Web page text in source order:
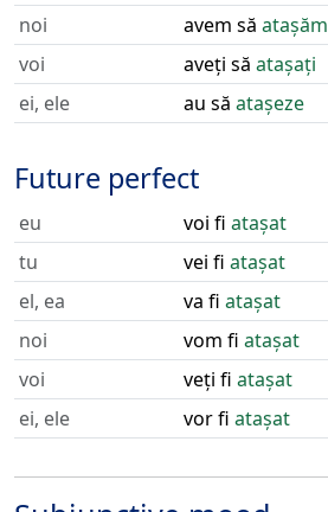
noi
avem să atașăm
voi
aveți să atașați
ei, ele
au să atașeze
Future perfect
eu voi fi atașat
tu
vei fi atașat
el, ea
va fi atașat
noi
vom fi atașat
voi
veți fi atașat
ei, ele
vor fi atașat